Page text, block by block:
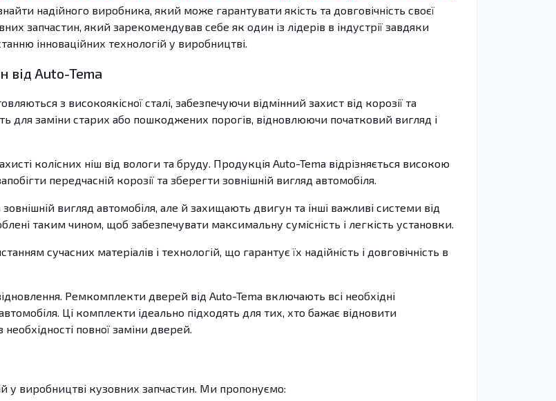
надійного виробника, який може гарантувати якість та довговічність своєї
запчастин, який зарекомендував себе як один із лідерів в індустрії завдяки
інноваційних технологій у виробництві.
від Auto-Tema
з високоякісної сталі, забезпечуючи відмінний захист від корозії та
для заміни старих або пошкоджених порогів, відновлюючи початковий вигляд і
колісних ніш від вологи та бруду. Продукція Auto-Tema відрізняється високою
передчасній корозії та зберегти зовнішній вигляд автомобіля.
вигляд автомобіля, але й захищають двигун та інші важливі системи від
таким чином, щоб забезпечувати максимальну сумісність і легкість установки.
сучасних матеріалів і технологій, що гарантує їх надійність і довговічність в
Ремкомплекти дверей від Auto-Tema включають всі необхідні
Ці комплекти ідеально підходять для тих, хто бажає відновити
повної заміни дверей.
у виробництві кузовних запчастин. Ми пропонуємо: